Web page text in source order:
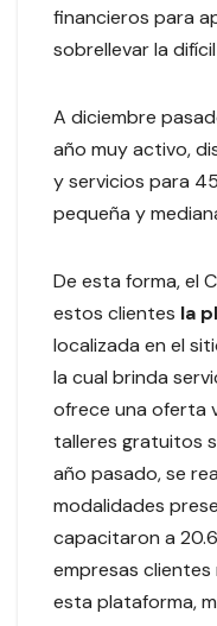
financieros para
sobrellevar la
A diciembre
año muy activo,
y servicios para
pequeña y
De esta forma, el
estos clientes la
localizada en el
la cual brinda
ofrece una oferta
talleres gratuitos
año pasado, se
modalidades
capacitaron a
empresas
esta plataforma,